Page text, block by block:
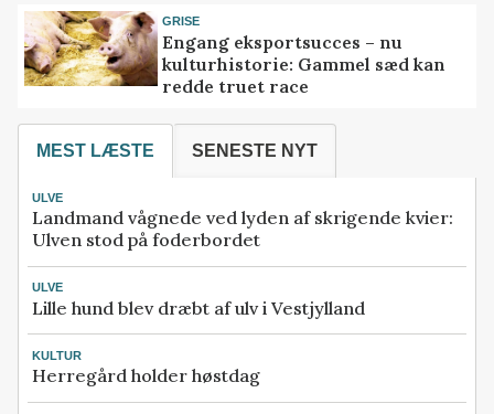
GRISE
Engang eksportsucces – nu
kulturhistorie: Gammel sæd kan
redde truet race
MEST LÆSTE SENESTE NYT
ULVE
Landmand vågnede ved lyden af skrigende kvier:
Ulven stod på foderbordet
ULVE
Lille hund blev dræbt af ulv i Vestjylland
KULTUR
Herregård holder høstdag